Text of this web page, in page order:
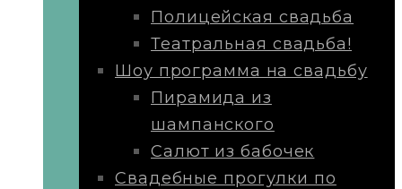
Полицейская свадьба
Театральная свадьба!
Шоу программа на свадьбу
Пирамида из
шампанского
Салют из бабочек
Свадебные прогулки по